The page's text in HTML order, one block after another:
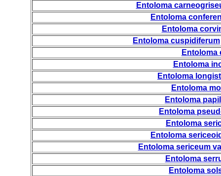
Entoloma
Entoloma
Entoloma
Entoloma cuspidiferum
Entoloma
Entoloma
Entoloma
Entoloma
Entoloma
Entoloma
Entoloma
Entoloma
Entoloma sericeum
Entoloma
Entoloma